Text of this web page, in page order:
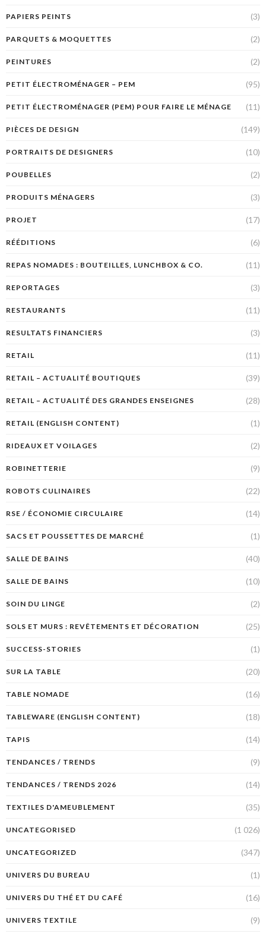
PAPIERS PEINTS (3)
PARQUETS & MOQUETTES (2)
PEINTURES (2)
PETIT ÉLECTROMÉNAGER – PEM (95)
PETIT ÉLECTROMÉNAGER (PEM) POUR FAIRE LE MÉNAGE (11)
PIÈCES DE DESIGN (149)
PORTRAITS DE DESIGNERS (10)
POUBELLES (2)
PRODUITS MÉNAGERS (3)
PROJET (17)
RÉÉDITIONS (6)
REPAS NOMADES : BOUTEILLES, LUNCHBOX & CO. (11)
REPORTAGES (3)
RESTAURANTS (11)
RESULTATS FINANCIERS (3)
RETAIL (11)
RETAIL – ACTUALITÉ BOUTIQUES (39)
RETAIL – ACTUALITÉ DES GRANDES ENSEIGNES (28)
RETAIL (ENGLISH CONTENT) (1)
RIDEAUX ET VOILAGES (2)
ROBINETTERIE (9)
ROBOTS CULINAIRES (22)
RSE / ÉCONOMIE CIRCULAIRE (14)
SACS ET POUSSETTES DE MARCHÉ (1)
SALLE DE BAINS (40)
SALLE DE BAINS (10)
SOIN DU LINGE (2)
SOLS ET MURS : REVÊTEMENTS ET DÉCORATION (25)
SUCCESS-STORIES (1)
SUR LA TABLE (20)
TABLE NOMADE (16)
TABLEWARE (ENGLISH CONTENT) (18)
TAPIS (14)
TENDANCES / TRENDS (9)
TENDANCES / TRENDS 2026 (14)
TEXTILES D'AMEUBLEMENT (35)
UNCATEGORISED (1 026)
UNCATEGORIZED (347)
UNIVERS DU BUREAU (1)
UNIVERS DU THÉ ET DU CAFÉ (16)
UNIVERS TEXTILE (9)